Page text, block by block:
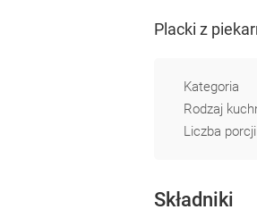
Placki z
Kategoria
Rodzaj
Liczba porcji
Składniki